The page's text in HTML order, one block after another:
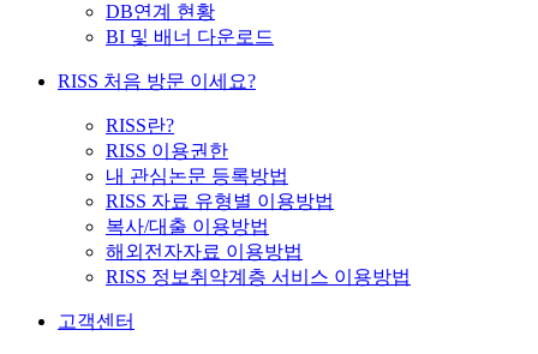
DB연계 현황
BI 및 배너 다운로드
RISS 처음 방문 이세요?
RISS란?
RISS 이용권한
내 관심논문 등록방법
RISS 자료 유형별 이용방법
복사/대출 이용방법
해외전자자료 이용방법
RISS 정보취약계층 서비스 이용방법
고객센터